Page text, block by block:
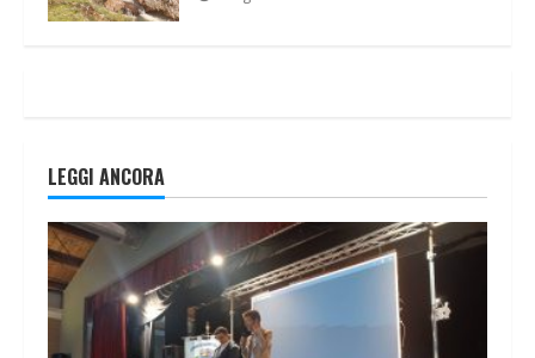
LEGGI ANCORA